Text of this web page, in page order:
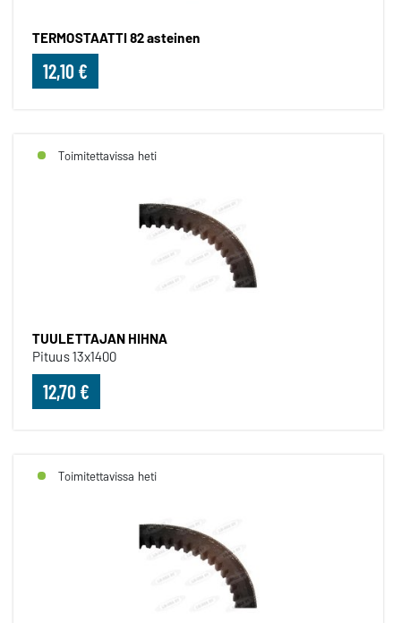
TERMOSTAATTI 82 asteinen
12,10 €
Toimitettavissa heti
TUULETTAJAN HIHNA
Pituus 13x1400
12,70 €
Toimitettavissa heti